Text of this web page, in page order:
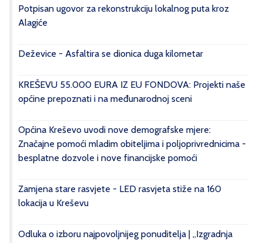
Potpisan ugovor za rekonstrukciju lokalnog puta kroz
Alagiće
Deževice - Asfaltira se dionica duga kilometar
KREŠEVU 55.000 EURA IZ EU FONDOVA: Projekti naše
općine prepoznati i na međunarodnoj sceni
Općina Kreševo uvodi nove demografske mjere:
Značajne pomoći mladim obiteljima i poljoprivrednicima -
besplatne dozvole i nove financijske pomoći
Zamjena stare rasvjete - LED rasvjeta stiže na 160
lokacija u Kreševu
Odluka o izboru najpovoljnijeg ponuditelja | „Izgradnja